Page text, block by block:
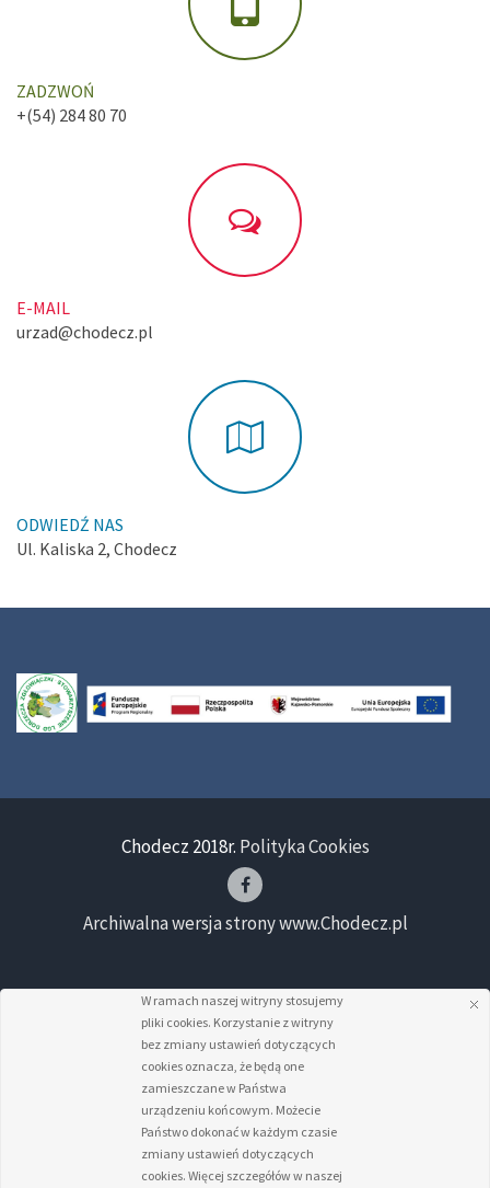
ZADZWOŃ
+(54) 284 80 70
E-MAIL
urzad@chodecz.pl
ODWIEDŹ NAS
Ul. Kaliska 2, Chodecz
Chodecz 2018r. Polityka Cookies
Archiwalna wersja strony www.Chodecz.pl
W ramach naszej witryny stosujemy
pliki cookies. Korzystanie z witryny
bez zmiany ustawień dotyczących
cookies oznacza, że będą one
zamieszczane w Państwa
urządzeniu końcowym. Możecie
Państwo dokonać w każdym czasie
zmiany ustawień dotyczących
cookies. Więcej szczegółów w naszej